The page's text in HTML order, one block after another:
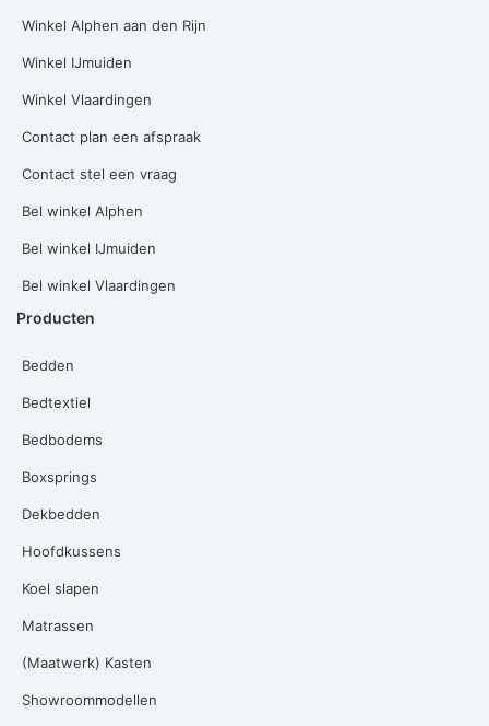
Winkel Alphen aan den Rijn
Winkel IJmuiden
Winkel Vlaardingen
Contact plan een afspraak
Contact stel een vraag
Bel winkel Alphen
Bel winkel IJmuiden
Bel winkel Vlaardingen
Producten
Bedden
Bedtextiel
Bedbodems
Boxsprings
Dekbedden
Hoofdkussens
Koel slapen
Matrassen
(Maatwerk) Kasten
Showroommodellen